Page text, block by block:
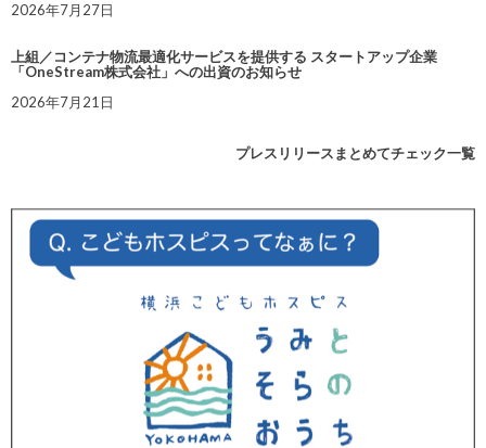
2026年7月27日
上組／コンテナ物流最適化サービスを提供する スタートアップ企業
「OneStream株式会社」への出資のお知らせ
2026年7月21日
プレスリリースまとめてチェック一覧